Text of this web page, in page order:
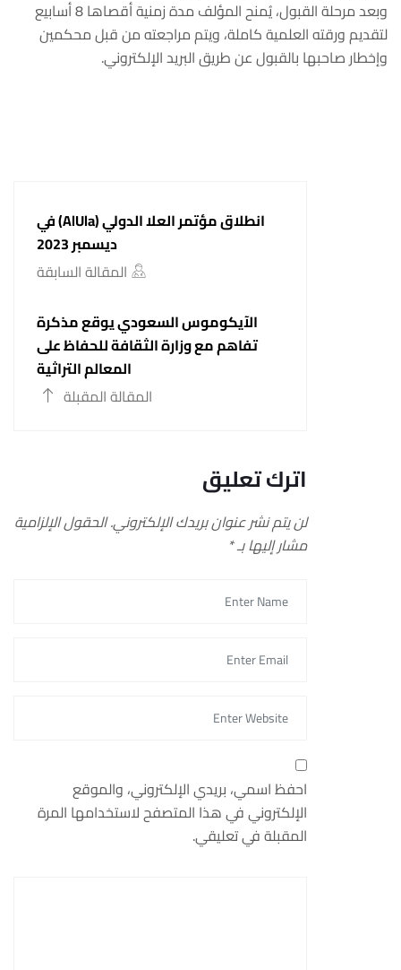
وبعد مرحلة القبول، يُمنح المؤلف مدة زمنية أقصاها 8 أسابيع
لتقديم ورقته العلمية كاملة، ويتم مراجعته من قبل محكمين
وإخطار صاحبها بالقبول عن طريق البريد الإلكتروني.
انطلاق مؤتمر العلا الدولي (AlUla) في
ديسمبر 2023
المقالة السابقة
الآيكوموس السعودي يوقع مذكرة
تفاهم مع وزارة الثقافة للحفاظ على
المعالم التراثية
المقالة المقبلة
اترك تعليق
لن يتم نشر عنوان بريدك الإلكتروني.الحقول الإلزامية
مشار إليها بـ*
احفظ اسمي، بريدي الإلكتروني، والموقع
الإلكتروني في هذا المتصفح لاستخدامها المرة
المقبلة في تعليقي.